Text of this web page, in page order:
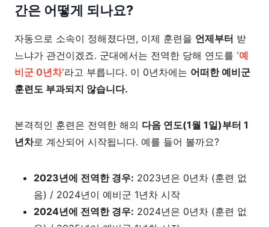
간은 어떻게 되나요?
자동으로 소속이 정해졌다면, 이제 훈련을 언제부터 받
느냐가 관건이겠죠. 군대에서는 전역한 당해 연도를 ‘예
비군 0년차’라고 부릅니다. 이 0년차에는 어떠한 예비군
훈련도 부과되지 않습니다.
본격적인 훈련은 전역한 해의 다음 연도(1월 1일)부터 1
년차로 계산되어 시작됩니다. 예를 들어 볼까요?
2023년에 전역한 경우: 2023년은 0년차 (훈련 없
음) / 2024년이 예비군 1년차 시작
2024년에 전역한 경우: 2024년은 0년차 (훈련 없